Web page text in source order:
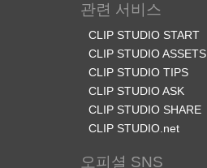
관련 서비스
CLIP STUDIO START
CLIP STUDIO ASSETS
CLIP STUDIO TIPS
CLIP STUDIO ASK
CLIP STUDIO SHARE
CLIP STUDIO.net
오피셜 SNS